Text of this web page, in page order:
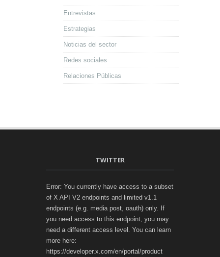
Entrevistas
Estrategias
Noticias del sector
Redes sociales
Relaciones Públicas
TWITTER
Error: You currently have access to a subset
of X API V2 endpoints and limited v1.1
endpoints (e.g. media post, oauth) only. If
you need access to this endpoint, you may
need a different access level. You can learn
more here:
https://developer.x.com/en/portal/product